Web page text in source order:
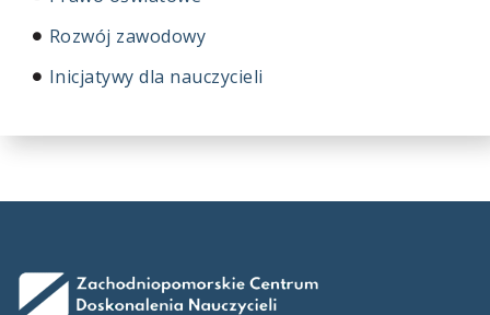
Rozwój zawodowy
Inicjatywy dla nauczycieli